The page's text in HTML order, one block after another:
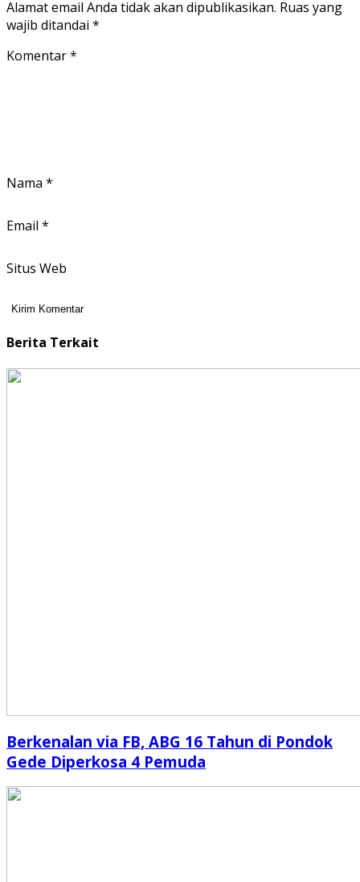
Alamat email Anda tidak akan dipublikasikan. Ruas yang
wajib ditandai *
Komentar*
Nama *
Email *
Situs Web
Berita Terkait
Berkenalan via FB, ABG 16 Tahun di Pondok
Gede Diperkosa 4 Pemuda